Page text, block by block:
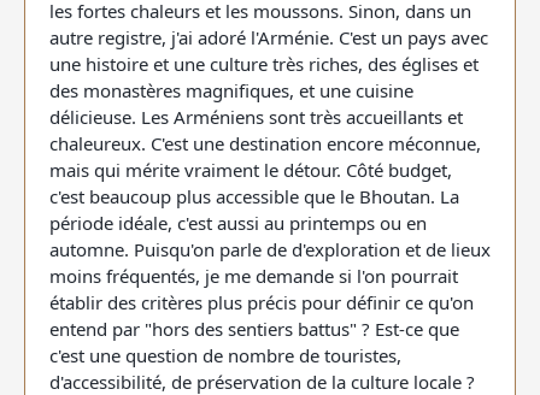
les fortes chaleurs et les moussons. Sinon, dans un
autre registre, j'ai adoré l'Arménie. C'est un pays avec
une histoire et une culture très riches, des églises et
des monastères magnifiques, et une cuisine
délicieuse. Les Arméniens sont très accueillants et
chaleureux. C'est une destination encore méconnue,
mais qui mérite vraiment le détour. Côté budget,
c'est beaucoup plus accessible que le Bhoutan. La
période idéale, c'est aussi au printemps ou en
automne. Puisqu'on parle de d'exploration et de lieux
moins fréquentés, je me demande si l'on pourrait
établir des critères plus précis pour définir ce qu'on
entend par "hors des sentiers battus" ? Est-ce que
c'est une question de nombre de touristes,
d'accessibilité, de préservation de la culture locale ?